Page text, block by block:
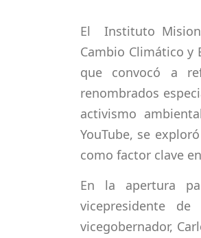
El Instituto
Cambio Climático y
que convocó a
renombrados
activismo
YouTube, se
como factor clave
En la apertura
vicepresidente
vicegobernador,